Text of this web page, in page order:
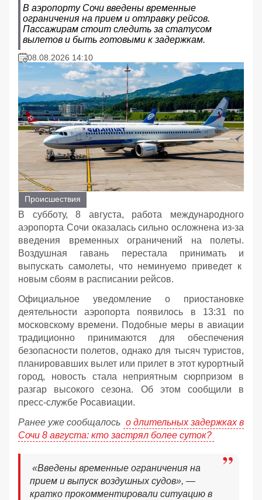
В аэропорту Сочи введены временные
ограничения на прием и отправку рейсов.
Пассажирам стоит следить за статусом
вылетов и быть готовыми к задержкам.
08.08.2026 14:10
Происшествия
В субботу, 8 августа, работа международного
аэропорта Сочи оказалась сильно осложнена из-за
введения временных ограничений на полеты.
Воздушная гавань перестала принимать и
выпускать самолеты, что неминуемо приведет к
новым сбоям в расписании рейсов.
Официальное уведомление о приостановке
деятельности аэропорта появилось в 13:31 по
московскому времени. Подобные меры в авиации
традиционно принимаются для обеспечения
безопасности полетов, однако для тысяч туристов,
планировавших вылет или прилет в этот курортный
город, новость стала неприятным сюрпризом в
разгар высокого сезона. Об этом сообщили в
пресс-службе Росавиации.
Ранее уже сообщалось о длительных задержках в
Сочи 8 августа: кто застрял более суток?
«Введены временные ограничения на
прием и выпуск воздушных судов», —
кратко прокомментировали ситуацию в